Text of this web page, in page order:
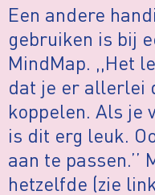
Een andere
gebruiken is bij
MindMap. ,,Het
dat je er allerlei
koppelen. Als je
is dit erg leuk.
aan te
hetzelfde (zie